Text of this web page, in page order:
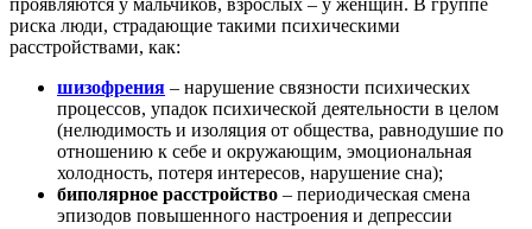
проявляются у мальчиков, взрослых – у женщин. В группе
риска люди, страдающие такими психическими
расстройствами, как:
шизофрения – нарушение связности психических
процессов, упадок психической деятельности в целом
(нелюдимость и изоляция от общества, равнодушие по
отношению к себе и окружающим, эмоциональная
холодность, потеря интересов, нарушение сна);
биполярное расстройство – периодическая смена
эпизодов повышенного настроения и депрессии